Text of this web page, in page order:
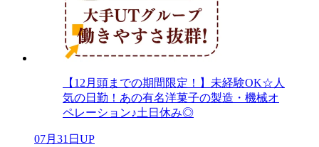
【12月頭までの期間限定！】未経験OK☆人
気の日勤！あの有名洋菓子の製造・機械オ
ペレーション♪土日休み◎
07月31日UP